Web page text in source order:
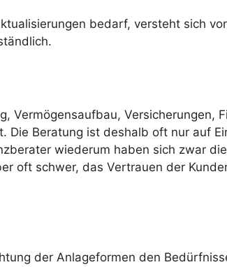
bedarf, versteht sich
Vermögensaufbau, Versicherungen,
Beratung ist deshalb oft nur auf
wiederum haben sich zwar
oft schwer, das Vertrauen der
der Anlageformen den